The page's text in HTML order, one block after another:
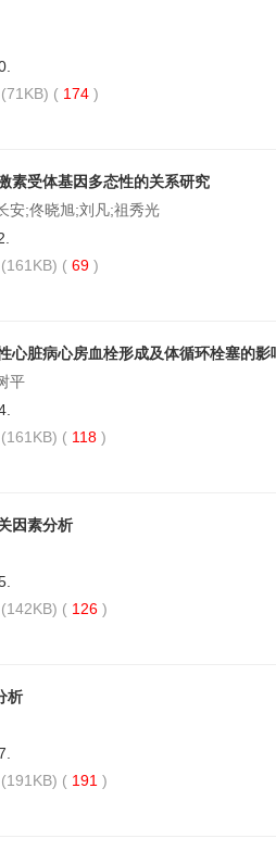
(71KB) ( 174 )
素受体基因多态性的关系研究
安;佟晓旭;刘凡;祖秀光
(161KB) ( 69 )
心脏病心房血栓形成及体循环栓塞的影
平
(161KB) ( 118 )
因素分析
(142KB) ( 126 )
析
(191KB) ( 191 )